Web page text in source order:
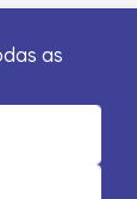
as